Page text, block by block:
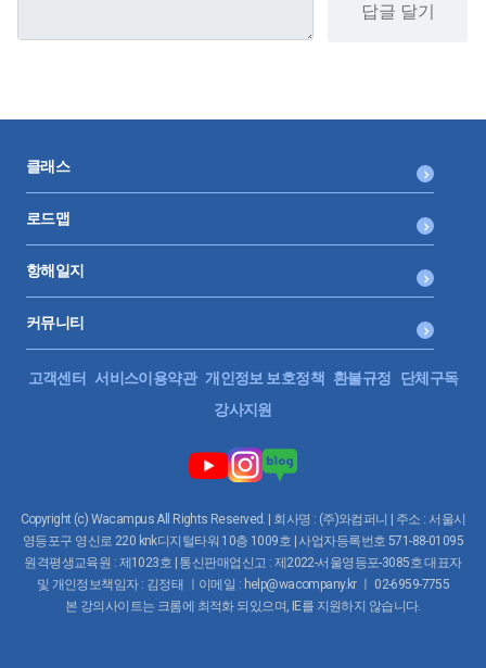
답글 달기
클래스
로드맵
항해일지
커뮤니티
고객센터 서비스이용약관 개인정보 보호정책 환불규정
단체구독
강사지원
Copyright (c) Wacampus All Rights Reserved. | 회사명 : (주)와컴퍼니 | 주소 : 서울시
영등포구 영신로 220 knk디지털타워 10층 1009호 | 사업자등록번호 571-88-01095
원격평생교육원 : 제1023호 | 통신판매업신고 : 제2022-서울영등포-3085호 대표자
및 개인정보책임자 : 김정태 ㅣ이메일 : help@wacompany.kr ㅣ 02-6959-7755
본 강의사이트는 크롬에 최적화 되있으며, IE를 지원하지 않습니다.